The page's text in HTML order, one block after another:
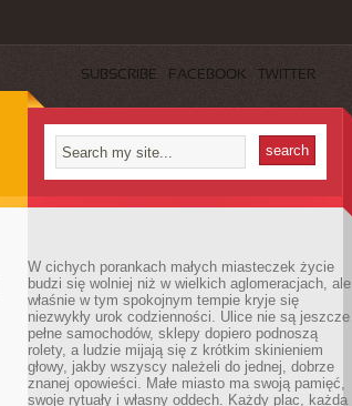
SUBSCRIBE FACEBOOK TWITTER
W cichych porankach małych miasteczek życie
budzi się wolniej niż w wielkich aglomeracjach, ale
właśnie w tym spokojnym tempie kryje się
niezwykły urok codzienności. Ulice nie są jeszcze
pełne samochodów, sklepy dopiero podnoszą
rolety, a ludzie mijają się z krótkim skinieniem
głowy, jakby wszyscy należeli do jednej, dobrze
znanej opowieści. Małe miasto ma swoją pamięć,
swoje rytuały i własny oddech. Każdy plac, każda